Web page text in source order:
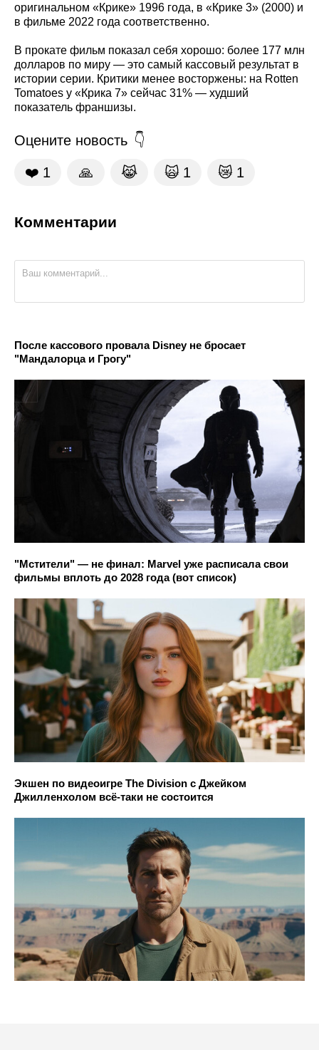
оригинальном «Крике» 1996 года, в «Крике 3» (2000) и
в фильме 2022 года соответственно.
В прокате фильм показал себя хорошо: более 177 млн
долларов по миру — это самый кассовый результат в
истории серии. Критики менее восторжены: на Rotten
Tomatoes у «Крика 7» сейчас 31% — худший
показатель франшизы.
Оцените новость
❤️ 1 🙏 😹 🙀 1 😿 1
Комментарии
После кассового провала Disney не бросает
"Мандалорца и Грогу"
"Мстители" — не финал: Marvel уже расписала свои
фильмы вплоть до 2028 года (вот список)
Экшен по видеоигре The Division с Джейком
Джилленхолом всё-таки не состоится